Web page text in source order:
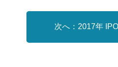
2017年